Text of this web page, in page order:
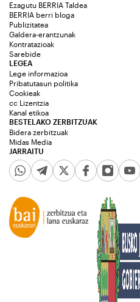
Ezagutu BERRIA Taldea
BERRIA berri bloga
Publizitatea
Galdera-erantzunak
Kontratazioak
Sarebide
JARRAITU
LEGEA
Lege informazioa
Pribatutasun politika
Cookieak
cc Lizentzia
Kanal etikoa
BESTELAKO ZERBITZUAK
Bidera zerbitzuak
Midas Media